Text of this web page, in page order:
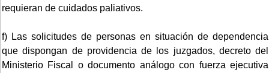
requieran de cuidados paliativos.
f) Las solicitudes de personas en situación de dependencia
que dispongan de providencia de los juzgados, decreto del
Ministerio Fiscal o documento análogo con fuerza ejecutiva